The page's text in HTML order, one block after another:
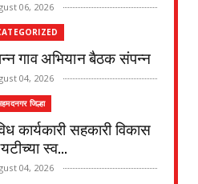
06, 2026
गाव अभियान बैठक संपन्न
04, 2026
जिल्हा
कार्यकारी सहकारी विकास
स्व...
04, 2026